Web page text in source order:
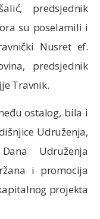
predsjednik
su poselamili i
Nusret ef.
predsjednik
Travnik.
ostalog, bila i
Udruženja,
Udruženja
i promocija
projekta